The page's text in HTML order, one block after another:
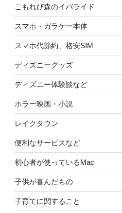
こもれび森のイバライド
スマホ・ガラケー本体
スマホ代節約、格安SIM
ディズニーグッズ
ディズニー体験談など
ホラー映画・小説
レイクタウン
便利なサービスなど
初心者が使っているMac
子供が喜んだもの
子育てに関すること